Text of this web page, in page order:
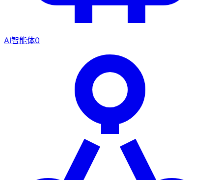
AI智能体0